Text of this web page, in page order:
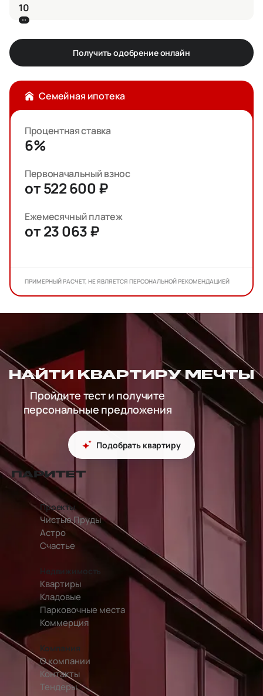
Получить одобрение онлайн
Семейная ипотека
Процентная ставка
6%
Первоначальный взнос
от 522 600 ₽
Ежемесячный платеж
от 23 063 ₽
ПРИМЕРНЫЙ РАСЧЕТ, НЕ ЯВЛЯЕТСЯ ПЕРСОНАЛЬНОЙ РЕКОМЕНДАЦИЕЙ
НАЙТИ КВАРТИРУ МЕЧТЫ
Пройдите тест и получите
персональные предложения
Подобрать квартиру
перейти на главную страницу
Проекты
Чистые Пруды
Астро
Счастье
Недвижимость
Квартиры
Кладовые
Парковочные места
Коммерция
Компания
О компании
Контакты
Тендеры